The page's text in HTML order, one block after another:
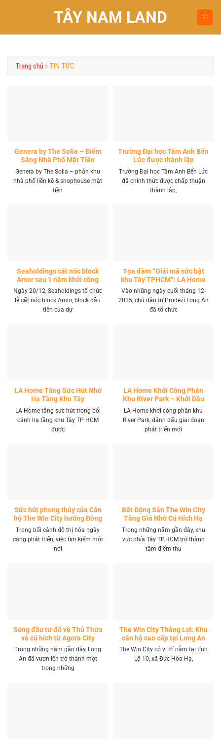
TÂY NAM LAND
Trang chủ » TIN TỨC
Genera by The Solia – Điểm
Sáng Nhà Phố Mặt Tiền
Vành Đai 4 Khu Tây
Genera by The Solia – phân khu
nhà phố liền kề & shophouse mặt
tiền
Trường Đại học Tâm Anh Bến
Lức được thành lập
Trường Đại học Tâm Anh Bến Lức
đã chính thức được chấp thuận
thành lập,
Seaholdings cất nóc block
Amor sau 1 năm khởi công
Ngày 20/12, Seaholdings tổ chức
lễ cất nóc block Amor, block đầu
tiên của dự
Tọa đàm “Giải mã sức bật
khu Tây TPHCM”: LA Home
khai mở tọa độ đầu tư mới
Vào những ngày cuối tháng 12-
2015, chủ đầu tư Prodezi Long An
đã tổ chức
LA Home Tăng Sức Hút Nhờ
Hạ Tầng Khu Tây
LA Home tăng sức hút trong bối
cảnh hạ tầng khu Tây TP HCM
được
LA Home Khởi Công Phân
Khu River Park – Khởi Đầu
Giai Đoạn Phát Triển Mới
LA Home khởi công phân khu
River Park, đánh dấu giai đoạn
phát triển mới
Sức hút phong thủy của Căn
hộ The Win City hướng Đông
Nam
Trong bối cảnh đô thị hóa ngày
càng phát triển, việc tìm kiếm một
nơi
Bất Động Sản The Win City
Tăng Giá Nhờ Cú Hích Hạ
Tầng
Trong những năm gần đây, khu
vực phía Tây TP.HCM trở thành
tâm điểm thu
Sóng đầu tư đổ về Thủ Thừa
và cú hích từ Agora City
Trong những năm gần đây, Long
An đã vươn lên trở thành một
trong những
The Win City Thắng Lợi: Khu
căn hộ cao cấp tại Long An
The Win City có vị trí nằm tại tỉnh
Lộ 10, xã Đức Hòa Hạ,